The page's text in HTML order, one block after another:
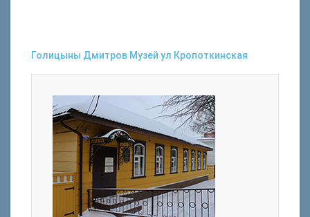
Голицыны Дмитров Музей ул Кропоткинская